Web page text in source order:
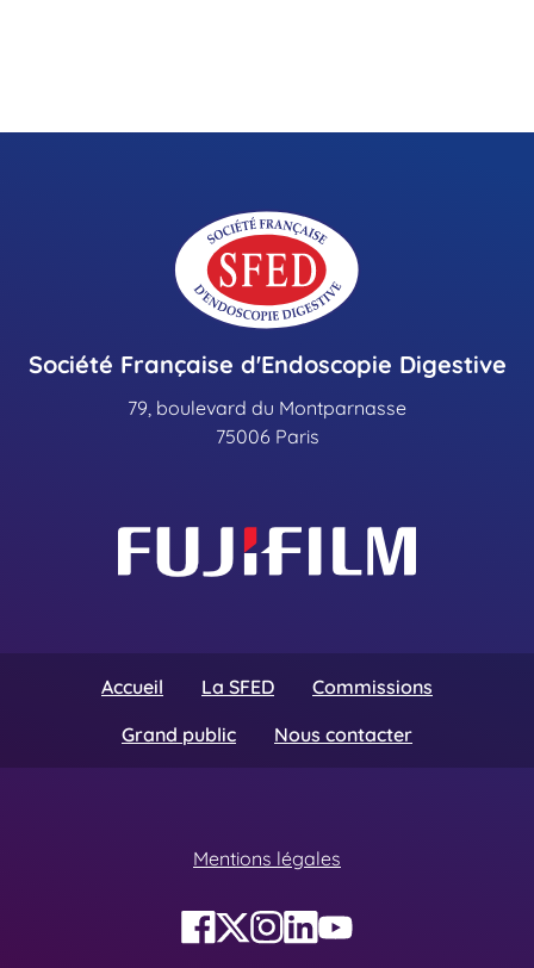
Société Française d'Endoscopie Digestive
79, boulevard du Montparnasse
75006 Paris
Accueil La SFED
Commissions
Grand public
Nous contacter
Mentions légales